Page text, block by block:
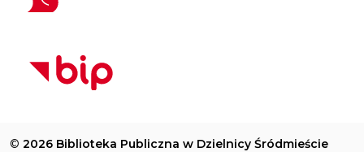
© 2026 Biblioteka Publiczna w Dzielnicy Śródmieście